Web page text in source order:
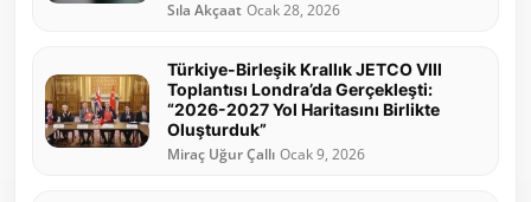
Sıla Akçaat Ocak 28, 2026
Türkiye-Birleşik Krallık JETCO VIII
Toplantısı Londra’da Gerçekleşti:
“2026-2027 Yol Haritasını Birlikte
Oluşturduk”
Miraç Uğur Çallı Ocak 9, 2026